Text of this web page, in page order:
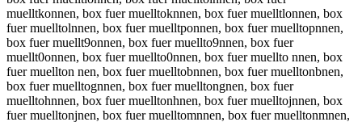
muelltkonnen, box fuer muelltoknnen, box fuer muelltlonnen, box
fuer muelltolnnen, box fuer muelltponnen, box fuer muelltopnnen,
box fuer muellt9onnen, box fuer muellto9nnen, box fuer
muellt0onnen, box fuer muellto0nnen, box fuer muellto nnen, box
fuer muellton nen, box fuer muelltobnnen, box fuer muelltonbnen,
box fuer muelltognnen, box fuer muelltongnen, box fuer
muelltohnnen, box fuer muelltonhnen, box fuer muelltojnnen, box
fuer muelltonjnen, box fuer muelltomnnen, box fuer muelltonmnen,